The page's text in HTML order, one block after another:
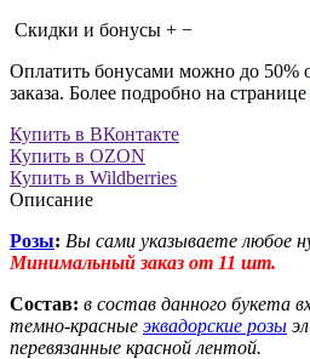
Скидки и бонусы + −
Оплатить бонусами можно до 50%
заказа. Более подробно на странице
Купить в ВКонтакте
Купить в OZON
Купить в Wildberries
Описание
Розы: Вы сами указываете любое
Минимальный заказ от 11 шт.
Состав: в состав данного букета
темно-красные эквадорские розы
перевязанные красной лентой.